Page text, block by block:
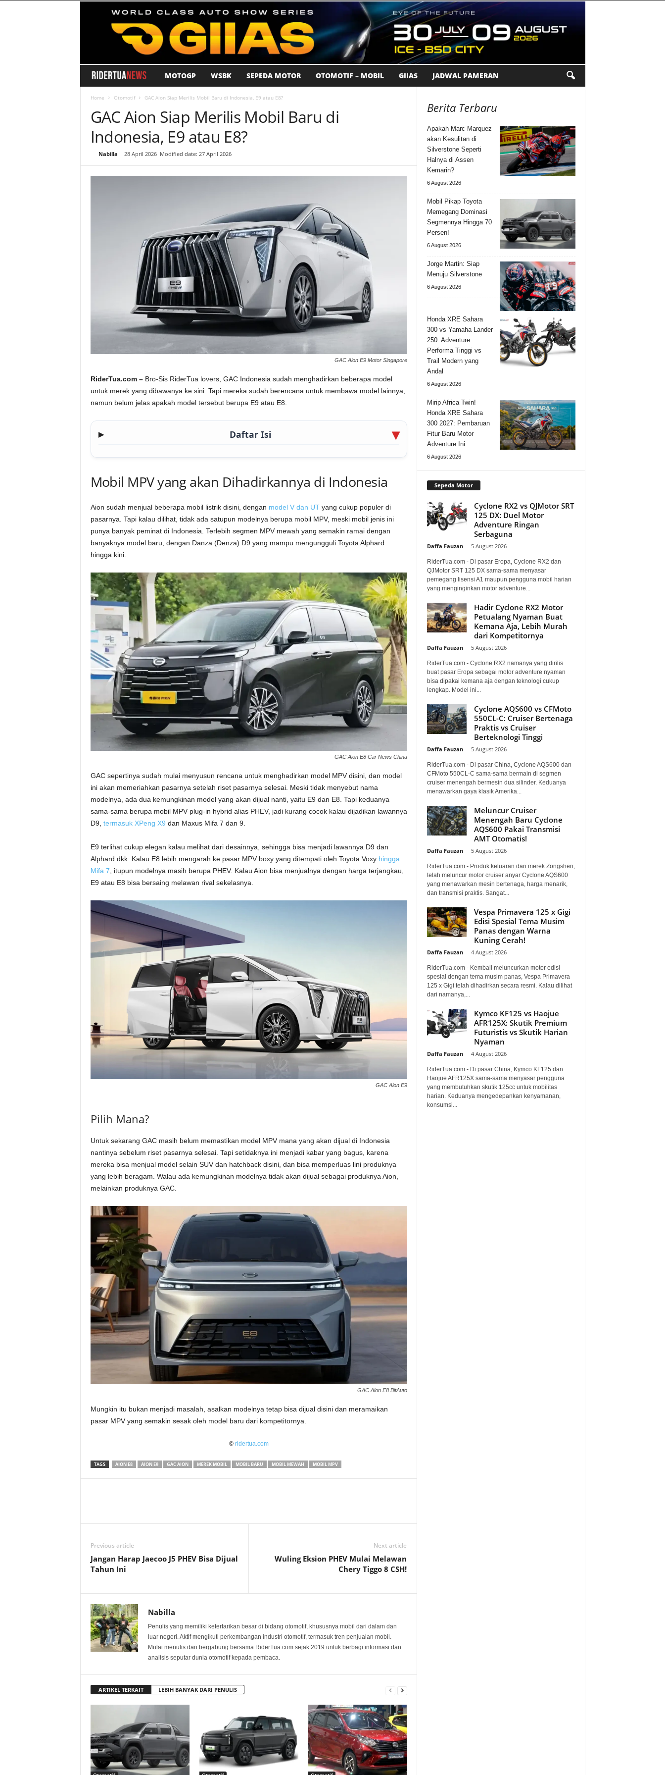
i
e
.
c
o
m
MOTOGP WSBK SEPEDA MOTOR OTOMOTIF – MOBIL GIIAS JADWAL PAMERAN
Home Otomotif GAC Aion Siap Merilis Mobil Baru di Indonesia, E9 atau E8?
GAC Aion Siap Merilis Mobil Baru di
Indonesia, E9 atau E8?
Nabilla 28 April 2026 Modified date: 27 April 2026
GAC Aion E9 Motor Singapore
RiderTua.com –Bro-Sis RiderTua lovers, GAC Indonesia sudah menghadirkan beberapa model
untuk merek yang dibawanya ke sini. Tapi mereka sudah berencana untuk membawa model lainnya,
namun belum jelas apakah model tersebut berupa E9 atau E8.
▶ Daftar Isi
Mobil MPV yang akan Dihadirkannya di Indonesia
Aion sudah menjual beberapa mobil listrik disini, dengan model V dan UTyang cukup populer di
pasarnya. Tapi kalau dilihat, tidak ada satupun modelnya berupa mobil MPV, meski mobil jenis ini
punya banyak peminat di Indonesia. Terlebih segmen MPV mewah yang semakin ramai dengan
banyaknya model baru, dengan Danza (Denza) D9 yang mampu mengungguli Toyota Alphard
hingga kini.
GAC Aion E8 Car News China
GAC sepertinya sudah mulai menyusun rencana untuk menghadirkan model MPV disini, dan model
ini akan memeriahkan pasarnya setelah riset pasarnya selesai. Meski tidak menyebut nama
modelnya, ada dua kemungkinan model yang akan dijual nanti, yaitu E9 dan E8. Tapi keduanya
sama-sama berupa mobil MPV plug-in hybrid alias PHEV, jadi kurang cocok kalau dijadikan lawannya
D9, termasuk XPeng X9 dan Maxus Mifa 7 dan 9.
E9 terlihat cukup elegan kalau melihat dari desainnya, sehingga bisa menjadi lawannya D9 dan
Alphard dkk. Kalau E8 lebih mengarah ke pasar MPV boxy yang ditempati oleh Toyota Voxyhingga
Mifa 7, itupun modelnya masih berupa PHEV. Kalau Aion bisa menjualnya dengan harga terjangkau,
E9 atau E8 bisa bersaing melawan rival sekelasnya.
GAC Aion E9
Pilih Mana?
Untuk sekarang GAC masih belum memastikan model MPV mana yang akan dijual di Indonesia
nantinya sebelum riset pasarnya selesai. Tapi setidaknya ini menjadi kabar yang bagus, karena
mereka bisa menjual model selain SUV dan hatchback disini, dan bisa memperluas lini produknya
yang lebih beragam. Walau ada kemungkinan modelnya tidak akan dijual sebagai produknya Aion,
melainkan produknya GAC.
GAC Aion E8 BitAuto
Mungkin itu bukan menjadi masalah, asalkan modelnya tetap bisa dijual disini dan meramaikan
pasar MPV yang semakin sesak oleh model baru dari kompetitornya.
© ridertua.com
TAGS AION E8 AION E9 GAC AION MEREK MOBIL MOBIL BARU MOBIL MEWAH MOBIL MPV
Previous article
Jangan Harap Jaecoo J5 PHEV Bisa Dijual
Tahun Ini
Next article
Wuling Eksion PHEV Mulai Melawan
Chery Tiggo 8 CSH!
Nabilla
Penulis yang memiliki ketertarikan besar di bidang otomotif, khususnya mobil dari dalam dan
luar negeri. Aktif mengikuti perkembangan industri otomotif, termasuk tren penjualan mobil.
Mulai menulis dan bergabung bersama RiderTua.com sejak 2019 untuk berbagi informasi dan
analisis seputar dunia otomotif kepada pembaca.
ARTIKEL TERKAIT LEBIH BANYAK DARI PENULIS
Berita Terbaru
Apakah Marc Marquez
akan Kesulitan di
Silverstone Seperti
Halnya di Assen
Kemarin?
6 August 2026
Mobil Pikap Toyota
Memegang Dominasi
Segmennya Hingga 70
Persen!
6 August 2026
Jorge Martin: Siap
Menuju Silverstone
6 August 2026
Honda XRE Sahara
300 vs Yamaha Lander
250: Adventure
Performa Tinggi vs
Trail Modern yang
Andal
6 August 2026
Mirip Africa Twin!
Honda XRE Sahara
300 2027: Pembaruan
Fitur Baru Motor
Adventure Ini
6 August 2026
Sepeda Motor
Cyclone RX2 vs QJMotor SRT
125 DX: Duel Motor
Adventure Ringan
Serbaguna
Daffa Fauzan 5 August 2026
RiderTua.com - Di pasar Eropa, Cyclone RX2 dan
QJMotor SRT 125 DX sama-sama menyasar
pemegang lisensi A1 maupun pengguna mobil harian
yang menginginkan motor adventure...
Hadir Cyclone RX2 Motor
Petualang Nyaman Buat
Kemana Aja, Lebih Murah
dari Kompetitornya
Daffa Fauzan 5 August 2026
RiderTua.com - Cyclone RX2 namanya yang dirilis
buat pasar Eropa sebagai motor adventure nyaman
bisa dipakai kemana aja dengan teknologi cukup
lengkap. Model ini...
Cyclone AQS600 vs CFMoto
550CL-C: Cruiser Bertenaga
Praktis vs Cruiser
Berteknologi Tinggi
Daffa Fauzan 5 August 2026
RiderTua.com - Di pasar China, Cyclone AQS600 dan
CFMoto 550CL-C sama-sama bermain di segmen
cruiser menengah bermesin dua silinder. Keduanya
menawarkan gaya klasik Amerika...
Meluncur Cruiser
Menengah Baru Cyclone
AQS600 Pakai Transmisi
AMT Otomatis!
Daffa Fauzan 5 August 2026
RiderTua.com - Produk keluaran dari merek Zongshen,
telah meluncur motor cruiser anyar Cyclone AQS600
yang menawarkan mesin bertenaga, harga menarik,
dan transmisi praktis. Sangat...
Vespa Primavera 125 x Gigi
Edisi Spesial Tema Musim
Panas dengan Warna
Kuning Cerah!
Daffa Fauzan 4 August 2026
RiderTua.com - Kembali meluncurkan motor edisi
spesial dengan tema musim panas, Vespa Primavera
125 x Gigi telah dihadirkan secara resmi. Kalau dilihat
dari namanya,...
Kymco KF125 vs Haojue
AFR125X: Skutik Premium
Futuristis vs Skutik Harian
Nyaman
Daffa Fauzan 4 August 2026
RiderTua.com - Di pasar China, Kymco KF125 dan
Haojue AFR125X sama-sama menyasar pengguna
yang membutuhkan skutik 125cc untuk mobilitas
harian. Keduanya mengedepankan kenyamanan,
konsumsi...